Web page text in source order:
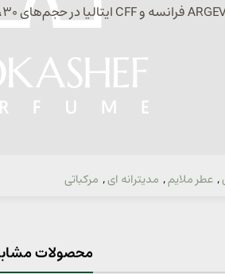
, عطر ملایم, مدیترانه ای, مرکباتی
محصولات